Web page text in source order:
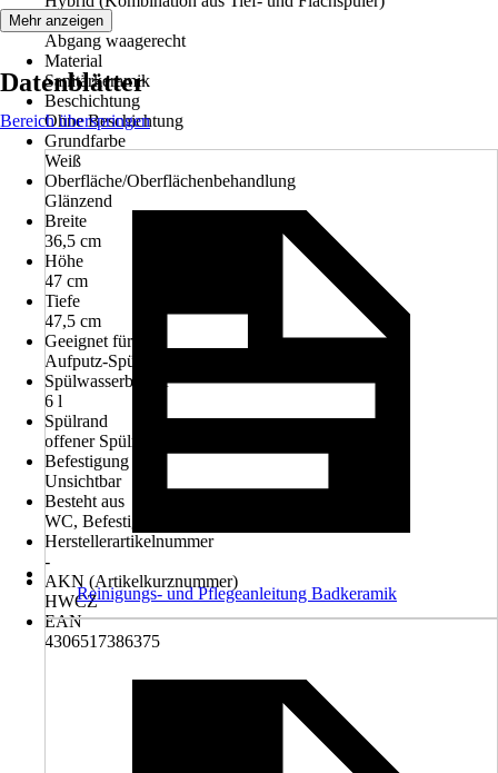
Abgang
Abgang waagerecht
Material
Sanitärkeramik
Beschichtung
Ohne Beschichtung
Grundfarbe
Weiß
Oberfläche/Oberflächenbehandlung
Glänzend
Breite
36,5 cm
Höhe
47 cm
Tiefe
47,5 cm
Geeignet für
Aufputz-Spülkasten, Wand-Spülkasten
Spülwasserbedarf
6 l
Spülrand
offener Spülrand
Befestigung WC
Unsichtbar
Besteht aus
WC, Befestigungsmaterial
Herstellerartikelnummer
-
AKN (Artikelkurznummer)
HWCZ
EAN
4306517386375
Mehr anzeigen
Datenblätter
Bereich überspringen
Reinigungs- und Pflegeanleitung Badkeramik